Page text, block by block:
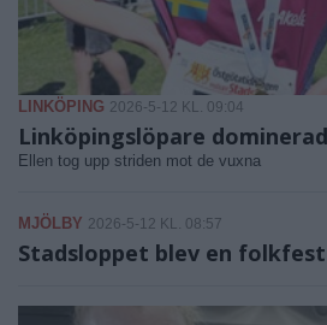
LINKÖPING 2026-5-12 KL. 09:04
Linköpingslöpare
Ellen tog upp striden mot de vuxna
MJÖLBY 2026-5-12 KL. 08:57
Stadsloppet blev en folkfest